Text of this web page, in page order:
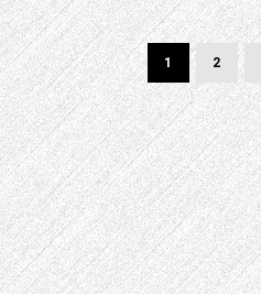
പോസ്റ്റുകൾ
പേജിനേഷൻ
പേജ് 1
പേജ് 2
അടുത്ത
പേജ്